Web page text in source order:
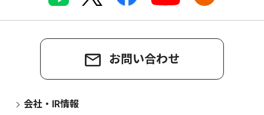
お問い合わせ
会社・IR情報